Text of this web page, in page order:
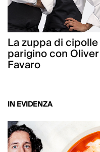
La zuppa di
parigino con
Favaro
IN EVIDENZA